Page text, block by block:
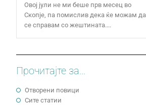
Овој јули не ми беше прв месец во
Скопје, па помислив дека ќе можам да
се справам со жештината....
Прочитајте за...
Отворени повици
Сите статии